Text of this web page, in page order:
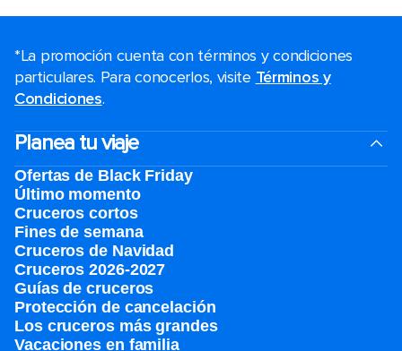
*La promoción cuenta con términos y condiciones
particulares. Para conocerlos, visite Términos y
Condiciones.
Planea tu viaje
Ofertas de Black Friday
Último momento
Cruceros cortos
Fines de semana
Cruceros de Navidad
Cruceros 2026-2027
Guías de cruceros
Protección de cancelación
Los cruceros más grandes
Vacaciones en familia